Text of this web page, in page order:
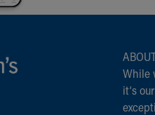
While
it‘s